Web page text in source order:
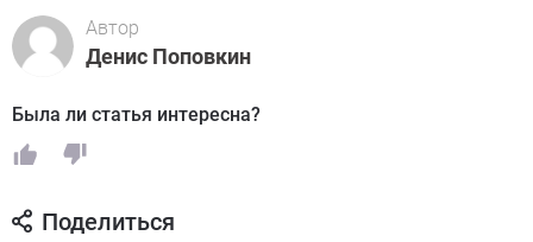
Автор
Денис Поповкин
Была ли статья интересна?
Поделиться